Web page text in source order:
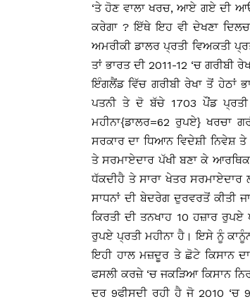
‘ਤੇ ਹੋਣ ਵਾਲਾ ਖਰਚ, ਆਏ ਗਏ ਦੀ
ਕਰੇਗਾ ? ਇੱਥੇ ਇਹ ਵੀ ਦੇਖਣਾ
ਅਮਰੀਕੀ ਡਾਲਰ ਪ੍ਰਤੀ ਵਿਅਕਤੀ
ਤਾਂ ਭਾਰਤ ਦੀ 2011-12 ‘ਚ ਗਰੀਬੀ
ਇੰਗਲੈਂਡ ਵਿੱਚ ਗਰੀਬੀ ਰੇਖਾ ਤੋਂ ਹੇਠਾਂ
ਪਤਨੀ ਤੇ ਦੋ ਬੱਚੇ 1703 ਪੌਂਡ ਪ੍ਰਤੀ
ਮਹੀਨਾ{ਡਾਲਰ=62 ਰੁਪਏ} ਖਰਚਾ
ਸਰਕਾਰ ਦਾ ਧਿਆਨ ਵਿਦੇਸ਼ੀ ਨਿਵੇਸ਼
ਤੇ ਸਰਮਾਏਦਾਰ ਪੱਖੀ ਬਣਾ ਕੇ
ਧੱਕਦੀਹੈ ਤੇ ਸਾਰਾ ਖੇਤਰ
ਸਾਧਨਾਂ ਦੀ ਬੇਦਰੇਗ ਦੁਰਵਰਤੋਂ ਕੀਤੀ
ਕਿਰਤੀ ਦੀ ਤਨਖਾਹ 10 ਹਜ਼ਾਰ
ਰੁਪਏ ਪ੍ਰਤੀ ਮਹੀਨਾ ਹੈ। ਇਸੇ ਨੂੰ
ਇਹੀ ਹਾਲ ਮਜ਼ਦੂਰ ਤੇ ਛੋਟੇ ਕਿਸਾਨ
ਫਸਲੀ ਕਰਜ਼ੇ ‘ਚ ਜਕੜਿਆ ਕਿਸਾਨ
ਦਰ 9ਫੀਸਦੀ ਰਹੀ ਹੈ ਜੋ 2010 ‘ਚ